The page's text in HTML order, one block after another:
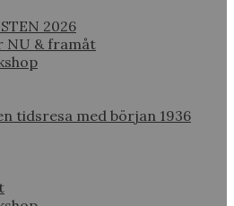
2026
NU & framåt
tidsresa med början 1936